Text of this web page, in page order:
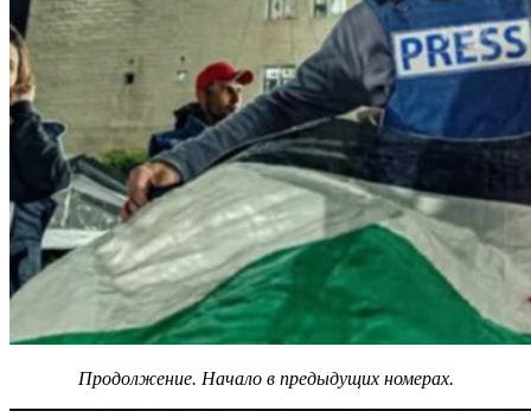
Продолжение. Начало в предыдущих номерах.